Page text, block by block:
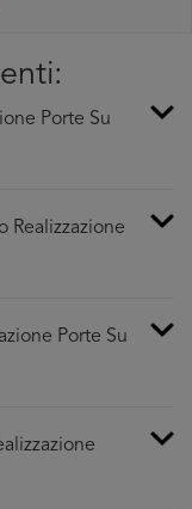
Porte Su
Realizzazione
Porte Su